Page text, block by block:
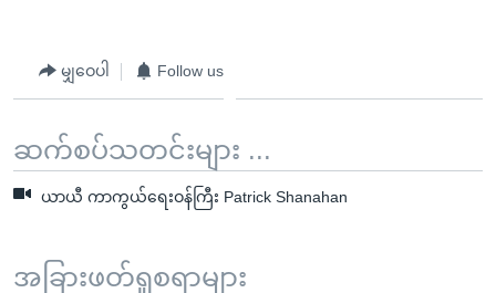
မျှဝေပါ Follow us
ဆက်စပ်သတင်းများ ...
ယာယီ ကာကွယ်ရေးဝန်ကြီး Patrick Shanahan
အခြားဖတ်ရှုစရာများ